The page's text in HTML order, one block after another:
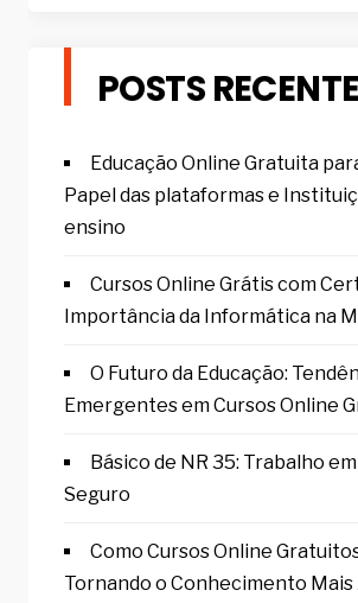
POSTS
Educação Online Gratuita
Papel das plataformas e
ensino
Cursos Online Grátis com
Importância da Informática na
O Futuro da Educação:
Emergentes em Cursos Online
Básico de NR 35: Trabalho
Seguro
Como Cursos Online
Tornando o Conhecimento